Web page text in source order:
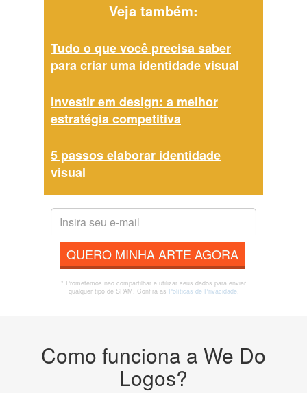
Veja também:
Tudo o que você precisa saber
para criar uma identidade visual
Investir em design: a melhor
estratégia competitiva
5 passos elaborar identidade
visual
QUERO MINHA ARTE AGORA
* Prometemos não compartilhar e utilizar seus dados para enviar
qualquer tipo de SPAM. Confira as Políticas de Privacidade.
Como funciona a We Do
Logos?